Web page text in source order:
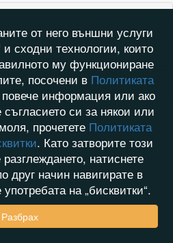
от него външни услуги
и сходни технологии, които
му функциониране
посочени в Политиката
информация или ако
съгласието си за някои или
прочетете Политиката
. Като затворите този
натиснете
друг начин навигирате в
на „бисквитки“.
Разбрах